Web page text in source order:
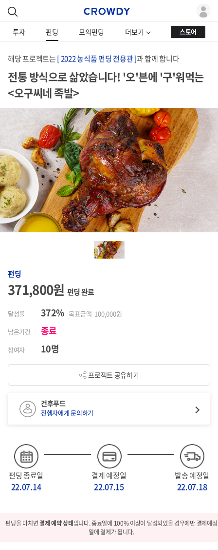
투자 펀딩 모의펀딩 더보기 스토어
해당 프로젝트는[ 2022 농식품 펀딩 전용관 ]과 함께 합니다
전통 방식으로 삶았습니다! '오'븐에 '구'워먹는
<오구씨네 족발>
펀딩
371,800원 펀딩 완료
달성률 372% 목표금액 100,000원
남은기간
종료
참여자 10명
프로젝트 공유하기
펀딩 종료일
22.07.14
결제 예정일
22.07.15
발송 예정일
22.07.18
건후푸드
진행자에게 문의하기
펀딩을 마치면결제 예약 상태입니다. 종료일에 100% 이상이 달성되었을 경우에만 결제예정
일에 결제가 됩니다.